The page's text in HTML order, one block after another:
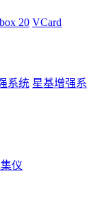
20 VCard
系统 星基增强系
仪